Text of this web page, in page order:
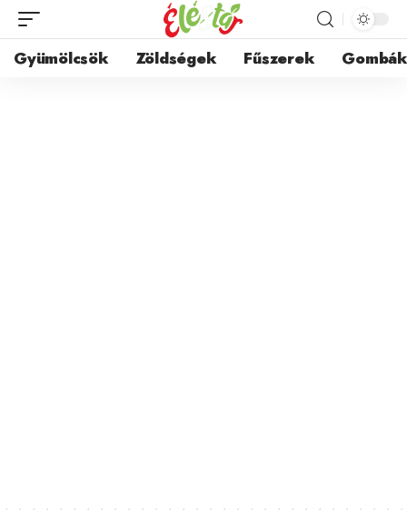
Gyümölcsök Zöldségek Fűszerek Gombák